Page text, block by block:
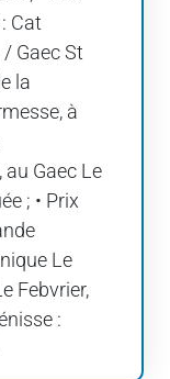
Cat
Gaec St
la
à
Gaec Le
; • Prix
Le
Febvrier,
: